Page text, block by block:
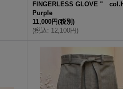
FINGERLESS GLOVE "
Purple
11,000円(税別)
(税込: 12,100円)